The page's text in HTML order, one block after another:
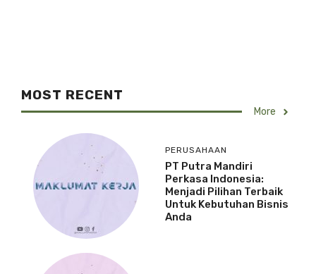
MOST RECENT
More
PERUSAHAAN
PT Putra Mandiri
Perkasa Indonesia:
Menjadi Pilihan Terbaik
Untuk Kebutuhan Bisnis
Anda